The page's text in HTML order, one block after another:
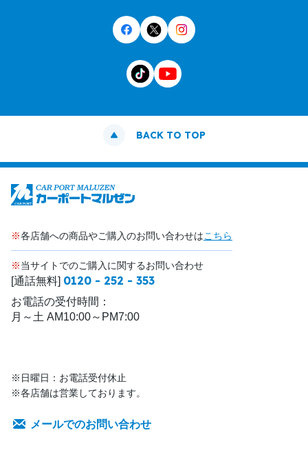
BACK TO TOP
※各店舗への商品やご購入のお問い合わせはこちら
※当サイトでのご購入に関するお問い合わせ
[通話無料] 0120 - 252 - 353
お電話の受付時間：
月～土 AM10:00～PM7:00
※日曜日：お電話受付休止
※各店舗は営業しております。
メールでのお問い合わせ